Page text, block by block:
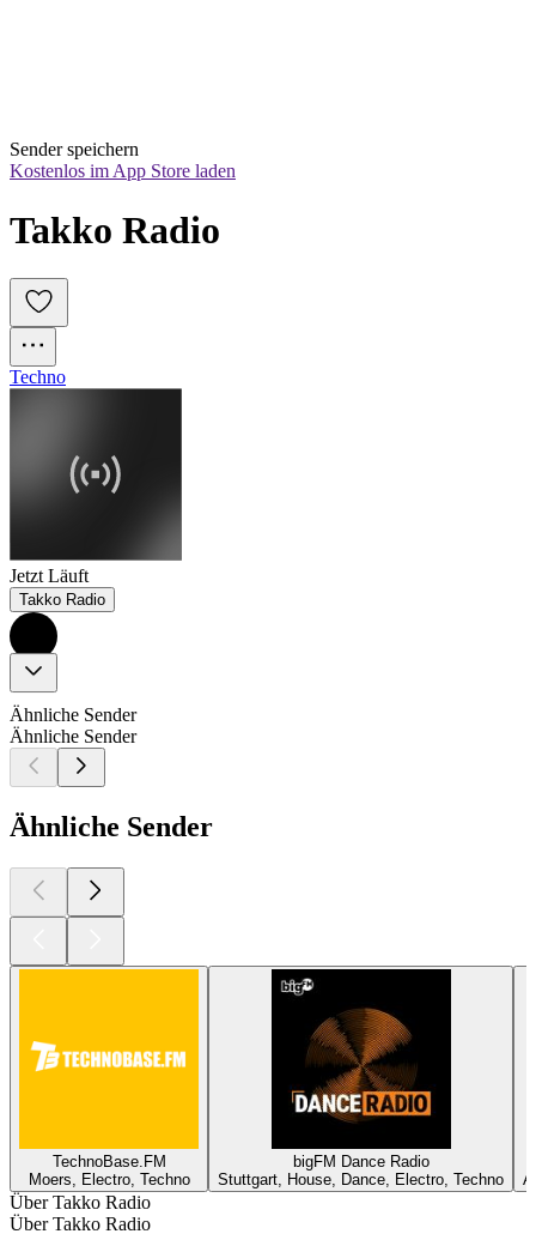
Sender speichern
Kostenlos im App Store laden
Takko Radio
Techno
Jetzt Läuft
Takko Radio
Ähnliche Sender
Ähnliche Sender
Ähnliche Sender
TechnoBase.FM
Moers, Electro, Techno
bigFM Dance Radio
Stuttgart, House, Dance, Electro, Techno
Über Takko Radio
Über Takko Radio